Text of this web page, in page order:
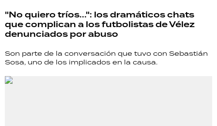
"No quiero tríos...": los dramáticos chats
que complican a los futbolistas de Vélez
denunciados por abuso
Son parte de la conversación que tuvo con Sebastián
Sosa, uno de los implicados en la causa.